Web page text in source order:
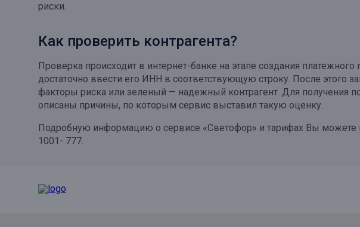
риски.
Как проверить контрагента?
Проверка происходит в интернет-банке на этапе создания
достаточно ввести его ИНН в соответствующую строку. После этого
факторы риска или зеленый — надежный контрагент. Для получения
описаны причины, по которым сервис выставил такую оценку.
Подробную информацию о сервисе «Светофор» и тарифах Вы можете
1001- 777.